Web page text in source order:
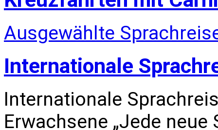
Ausgewählte
Internationale
Internationale
Erwachsene „Jede